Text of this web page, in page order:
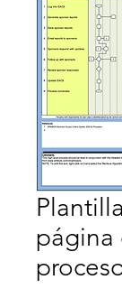
página